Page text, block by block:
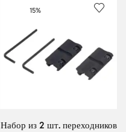
15%
Набор из 2 шт. переходников